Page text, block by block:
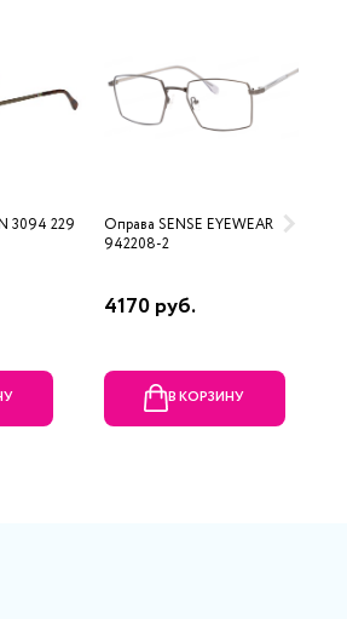
3094 229
Оправа SENSE EYEWEAR
942208-2
4170 руб.
В КОРЗИНУ